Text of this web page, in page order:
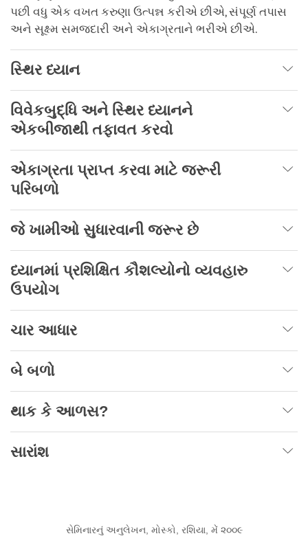
પછી વધુ એક વખત કરુણા ઉત્પન્ન કરીએ છીએ, સંપૂર્ણ તપાસ
અને સૂક્ષ્મ સમજદારી અને એકાગ્રતાને ભરીએ છીએ.
સ્થિર ધ્યાન
વિવેકબુદ્ધિ અને સ્થિર ધ્યાનને
એકબીજાથી તફાવત કરવો
એકાગ્રતા પ્રાપ્ત કરવા માટે જરૂરી
પરિબળો
જે ખામીઓ સુધારવાની જરૂર છે
ધ્યાનમાં પ્રશિક્ષિત કૌશલ્યોનો વ્યવહારુ
ઉપયોગ
ચાર આધાર
બે બળો
થાક કે આળસ?
સારાંશ
સેમિનારનું અનુલેખન, મોસ્કો, રશિયા, મેં ૨૦૦૯